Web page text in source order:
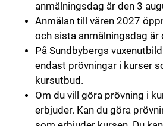
anmälningsdag är den 3
Anmälan till våren 2027
och sista anmälningsdag är
På Sundbybergs
endast prövningar i kurser
kursutbud.
Om du vill göra prövning i
erbjuder. Kan du göra